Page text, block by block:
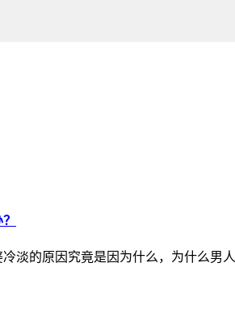
淡的原因究竟是因为什么，为什么男